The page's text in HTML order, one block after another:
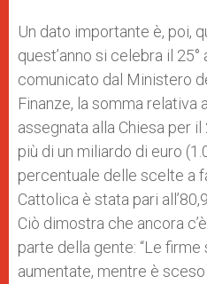
Un dato importante è, poi,
quest’anno si celebra il
comunicato dal Ministero
Finanze, la somma relativa
assegnata alla Chiesa per
più di un miliardo di euro
percentuale delle scelte a
Cattolica è stata pari
Ciò dimostra che ancora
parte della gente: “Le
aumentate, mentre è